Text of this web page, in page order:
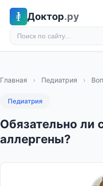
Доктор.ру
Главная › Педиатрия ›
Педиатрия
Обязательно ли
аллергены?